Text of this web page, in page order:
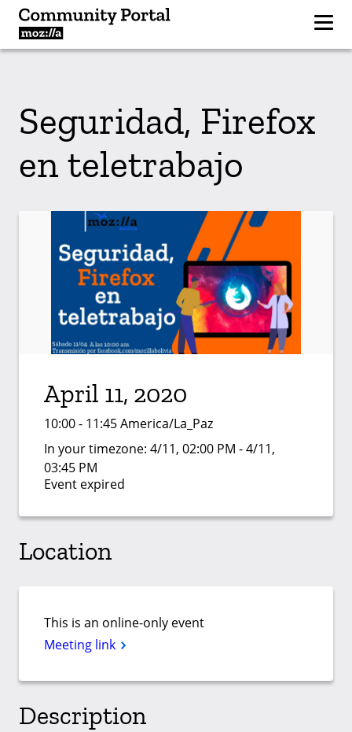
Seguridad, Firefox
en teletrabajo
April 11, 2020
10:00 - 11:45 America/La_Paz
In your timezone: 4/11, 02:00 PM - 4/11,
03:45 PM
Event expired
Location
This is an online-only event
Meeting link
Description